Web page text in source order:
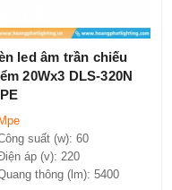
led âm trần chiếu
20Wx3 DLS-320N
Mpe
suất (w):60
áp (v):220
thông (lm):5400